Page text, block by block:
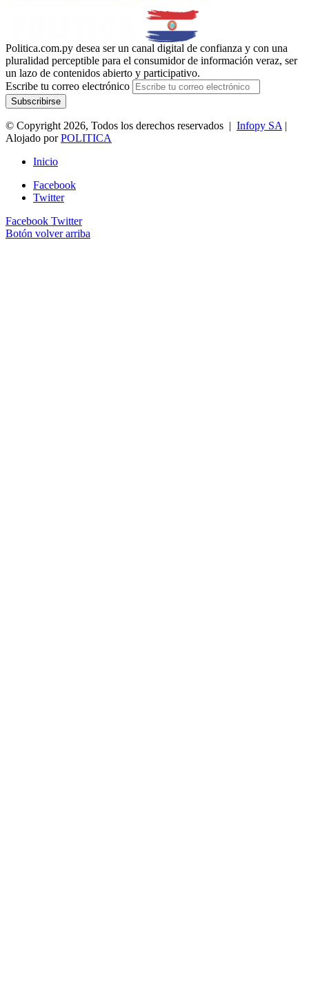
Politica.com.py desea ser un canal digital de confianza y con una
pluralidad perceptible para el consumidor de información veraz, ser
un lazo de contenidos abierto y participativo.
Escribe tu correo electrónico
© Copyright 2026, Todos los derechos reservados | Infopy SA |
Alojado porPOLITICA
Inicio
Facebook
Twitter
Facebook Twitter
Botón volver arriba